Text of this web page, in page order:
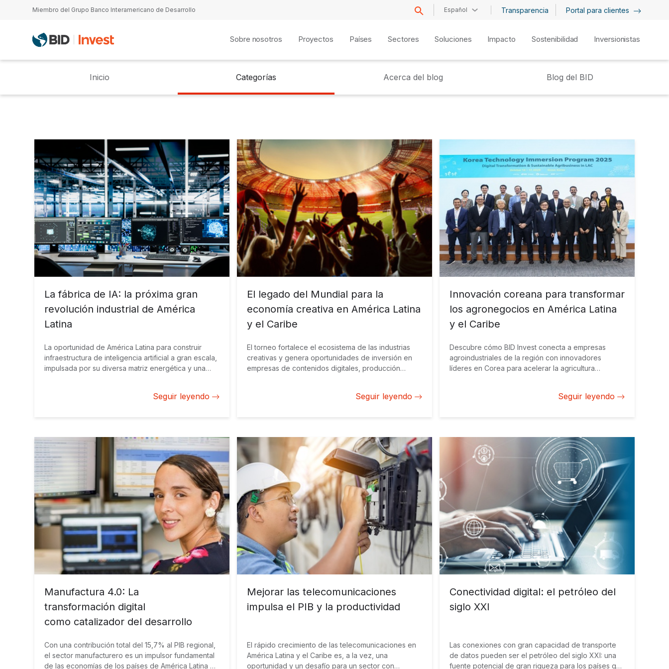
Pasar al contenido principal
Miembro del Grupo Banco Interamericano de Desarrollo Español Transparencia Portal para clientes
Sobre nosotros Proyectos Países Sectores Soluciones Impacto Sostenibilidad Inversionistas
Inicio Categorías Acerca del blog Blog del BID
La fábrica de IA: la próxima gran
revolución industrial de América
Latina
La oportunidad de América Latina para construir
infraestructura de inteligencia artificial a gran escala,
impulsada por su diversa matriz energética y una
Seguir leyendo
El legado del Mundial para la
economía creativa en América Latina
y el Caribe
El torneo fortalece el ecosistema de las industrias
creativas y genera oportunidades de inversión en
empresas de contenidos digitales, producción
Seguir leyendo
Innovación coreana para transformar
los agronegocios en América Latina
y el Caribe
Descubre cómo BID Invest conecta a empresas
agroindustriales de la región con innovadores
líderes en Corea para acelerar la agricultura
Seguir leyendo
Manufactura 4.0: La
transformación digital
como catalizador del desarrollo
Con una contribución total del 15,7% al PIB regional,
el sector manufacturero es un impulsor fundamental
de las economías de los países de América Latina y
Mejorar las telecomunicaciones
impulsa el PIB y la productividad
El rápido crecimiento de las telecomunicaciones en
América Latina y el Caribe es, a la vez, una
oportunidad y un desafío para un sector con
Conectividad digital: el petróleo del
siglo XXI
Las conexiones con gran capacidad de transporte
de datos pueden ser el petróleo del siglo XXI: una
fuente potencial de gran riqueza para los países que